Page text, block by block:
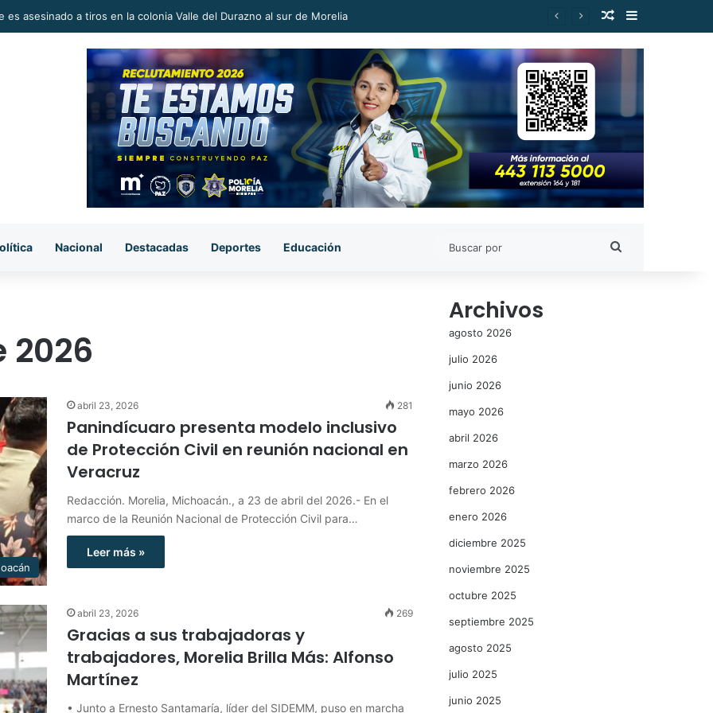
en la Reconstrucción del Tejido Social, Invita Rectora a Madres y Padres de Estudiantes Nicolaitas Publicación al
Barra lateral
Nacional Destacadas Deportes Educación
2026
abril 23, 2026 281
Panindícuaro presenta modelo inclusivo
de Protección Civil en reunión nacional en
Veracruz
Redacción. Morelia, Michoacán., a 23 de abril del 2026.- En el
marco de la Reunión Nacional de Protección Civil para…
Leer más »
abril 23, 2026 269
Gracias a sus trabajadoras y
trabajadores, Morelia Brilla Más: Alfonso
Martínez
• Junto a Ernesto Santamaría, líder del SIDEMM, puso en marcha
Archivos
agosto 2026
julio 2026
junio 2026
mayo 2026
abril 2026
marzo 2026
febrero 2026
enero 2026
diciembre 2025
noviembre 2025
octubre 2025
septiembre 2025
agosto 2025
julio 2025
junio 2025